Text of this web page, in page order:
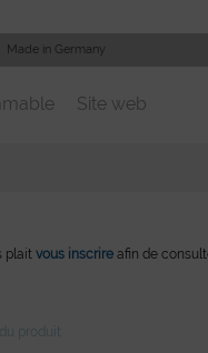
Made in Germany
Site web
plaitvous inscrire afin de
produit